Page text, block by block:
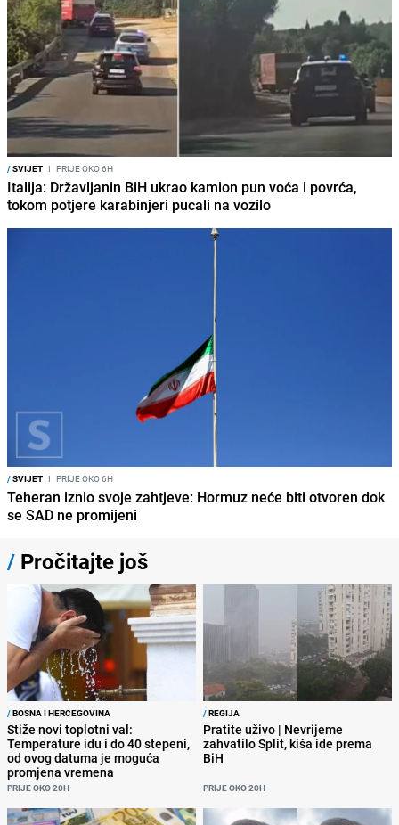
/SVIJET I PRIJE OKO 6H
Italija: Državljanin BiH ukrao kamion pun voća i povrća,
tokom potjere karabinjeri pucali na vozilo
/SVIJET I PRIJE OKO 6H
Teheran iznio svoje zahtjeve: Hormuz neće biti otvoren dok
se SAD ne promijeni
/ Pročitajte još
/BOSNA I HERCEGOVINA
Stiže novi toplotni val:
Temperature idu i do 40 stepeni,
od ovog datuma je moguća
promjena vremena
PRIJE OKO 20H
/REGIJA
Pratite uživo | Nevrijeme
zahvatilo Split, kiša ide prema
BiH
PRIJE OKO 20H